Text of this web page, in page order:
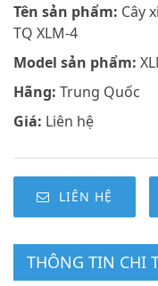
Tên sản phẩm: Cây
TQ XLM-4
Model sản phẩm:
Hãng: Trung Quốc
Giá: Liên hệ
LIÊN HỆ
THÔNG TIN CHI